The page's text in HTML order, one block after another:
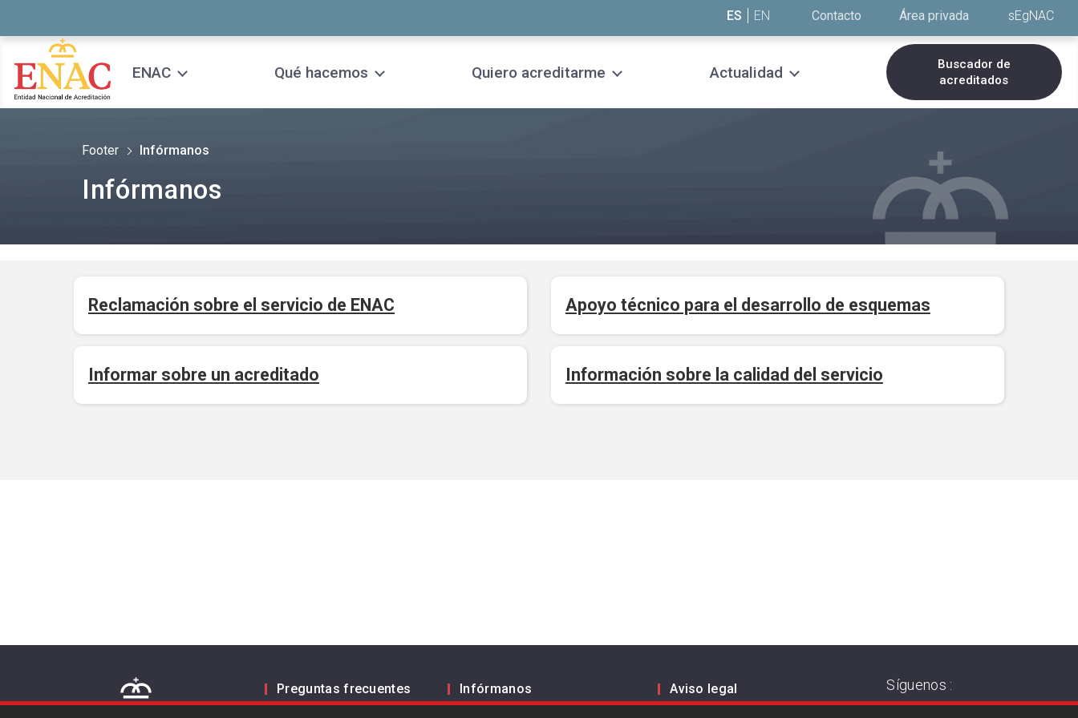
ES EN Contacto Área privada sEgNAC
ENAC Qué hacemos Quiero acreditarme Actualidad
Buscador de
acreditados
Footer Infórmanos
Infórmanos
Reclamación sobre el servicio de ENAC
Informar sobre un acreditado
Apoyo técnico para el desarrollo de esquemas
Información sobre la calidad del servicio
Preguntas frecuentes
Infórmanos
Aviso legal
Síguenos :